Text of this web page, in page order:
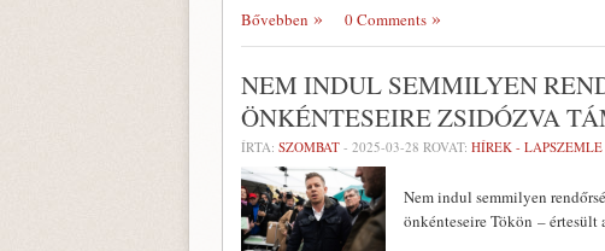
Bővebben 0 Comments
NEM INDUL SEMMILYEN
ÖNKÉNTESEIRE ZSIDÓZVA
ÍRTA: SZOMBAT - 2025-03-28 ROVAT: HÍREK - LAPSZEMLE
Nem indul semmilyen
önkénteseire Tökön – értesült